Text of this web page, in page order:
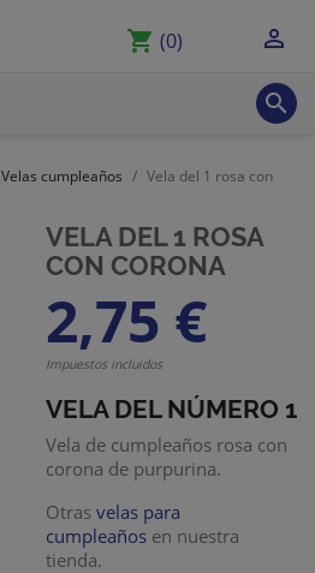
shopping_cart (0) 

Velas cumpleaños
Vela del 1 rosa con
VELA DEL 1 ROSA
CON CORONA
2,75 €
Impuestos incluidos
VELA DEL NÚMERO 1
Vela de cumpleaños rosa con
corona de purpurina.
Otras velas para
cumpleaños en nuestra
tienda.